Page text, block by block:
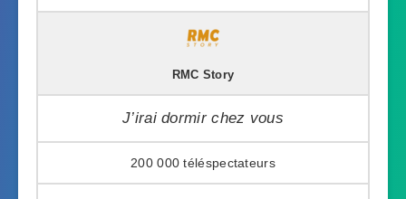
RMC Story
J’irai dormir chez vous
200 000